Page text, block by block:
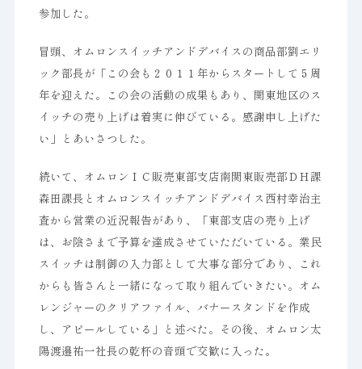
参加した。
冒頭、オムロンスイッチアンドデバイスの商品部劉エリ
ック部長が「この会も２０１１年からスタートして５周
年を迎えた。この会の活動の成果もあり、関東地区のス
イッチの売り上げは着実に伸びている。感謝申し上げた
い」とあいさつした。
続いて、オムロンＩＣ販売東部支店南関東販売部ＤＨ課
森田課長とオムロンスイッチアンドデバイス西村幸治主
査から営業の近況報告があり、「東部支店の売り上げ
は、お陰さまで予算を達成させていただいている。業民
スイッチは制御の入力部として大事な部分であり、これ
からも皆さんと一緒になって取り組んでいきたい。オム
レンジャーのクリアファイル、バナースタンドを作成
し、アピールしている」と述べた。その後、オムロン太
陽渡邉祐一社長の乾杯の音頭で交歓に入った。